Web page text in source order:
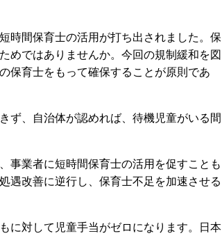
時間保育士の活用が打ち出されました。保
めではありませんか。今回の規制緩和を図
保育士をもって確保することが原則であ
ず、自治体が認めれば、待機児童がいる間
事業者に短時間保育士の活用を促すことも
遇改善に逆行し、保育士不足を加速させる
に対して児童手当がゼロになります。日本